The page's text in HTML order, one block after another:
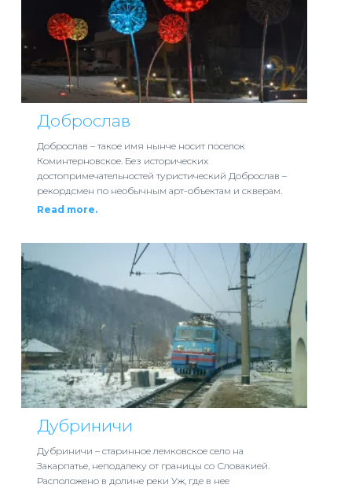
Доброслав
Доброслав – такое имя нынче носит поселок
Коминтерновское. Без исторических
достопримечательностей туристический Доброслав –
рекордсмен по необычным арт-объектам и скверам.
Read more.
Дубриничи
Дубриничи – старинное лемковское село на
Закарпатье, неподалеку от границы со Словакией.
Расположено в долине реки Уж, где в нее